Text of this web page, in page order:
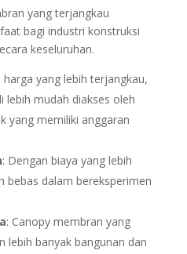
yang terjangkau
bagi industri konstruksi
keseluruhan.
harga yang lebih terjangkau,
lebih mudah diakses oleh
yang memiliki anggaran
: Dengan biaya yang lebih
bebas dalam bereksperimen
: Canopy membran yang
lebih banyak bangunan dan